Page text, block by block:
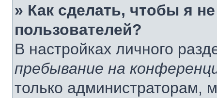
» Как сделать, чтобы я
пользователей?
В настройках личного
пребывание на
только администраторам,